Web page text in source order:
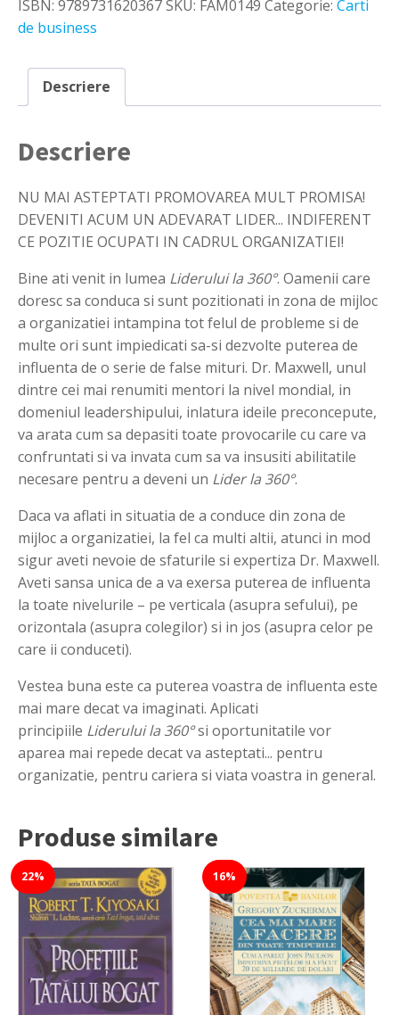
ISBN: 9789731620367SKU: FAM0149 Categorie: Carti
de business
Descriere
Descriere
NU MAI ASTEPTATI PROMOVAREA MULT PROMISA!
DEVENITI ACUM UN ADEVARAT LIDER... INDIFERENT
CE POZITIE OCUPATI IN CADRUL ORGANIZATIEI!
Bine ati venit in lumea Liderului la 360°. Oamenii care
doresc sa conduca si sunt pozitionati in zona de mijloc
a organizatiei intampina tot felul de probleme si de
multe ori sunt impiedicati sa-si dezvolte puterea de
influenta de o serie de false mituri. Dr. Maxwell, unul
dintre cei mai renumiti mentori la nivel mondial, in
domeniul leadershipului, inlatura ideile preconcepute,
va arata cum sa depasiti toate provocarile cu care va
confruntati si va invata cum sa va insusiti abilitatile
necesare pentru a deveni un Lider la 360°.
Daca va aflati in situatia de a conduce din zona de
mijloc a organizatiei, la fel ca multi altii, atunci in mod
sigur aveti nevoie de sfaturile si expertiza Dr. Maxwell.
Aveti sansa unica de a va exersa puterea de influenta
la toate nivelurile – pe verticala (asupra sefului), pe
orizontala (asupra colegilor) si in jos (asupra celor pe
care ii conduceti).
Vestea buna este ca puterea voastra de influenta este
mai mare decat va imaginati. Aplicati
principiile Liderului la 360°si oportunitatile vor
aparea mai repede decat va asteptati... pentru
organizatie, pentru cariera si viata voastra in general.
Produse similare
22% 16%